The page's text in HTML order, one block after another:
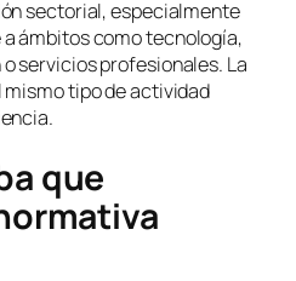
sectorial, especialmente
ámbitos como tecnología,
servicios profesionales. La
tipo de actividad
que